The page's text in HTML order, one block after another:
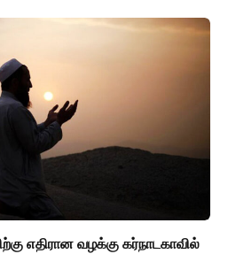
எதிரான வழக்கு கர்நாடகாவில்